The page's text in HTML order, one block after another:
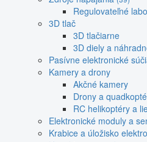
Regulovateľné
3D tlač
3D tlačiarne
3D diely a
Pasívne elektronické
Kamery a drony
Akčné kamery
Drony a
RC helikoptéry a
Elektronické moduly a
Krabice a úložisko